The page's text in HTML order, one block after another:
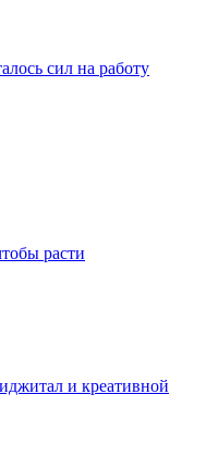
сил на работу
расти
и креативной